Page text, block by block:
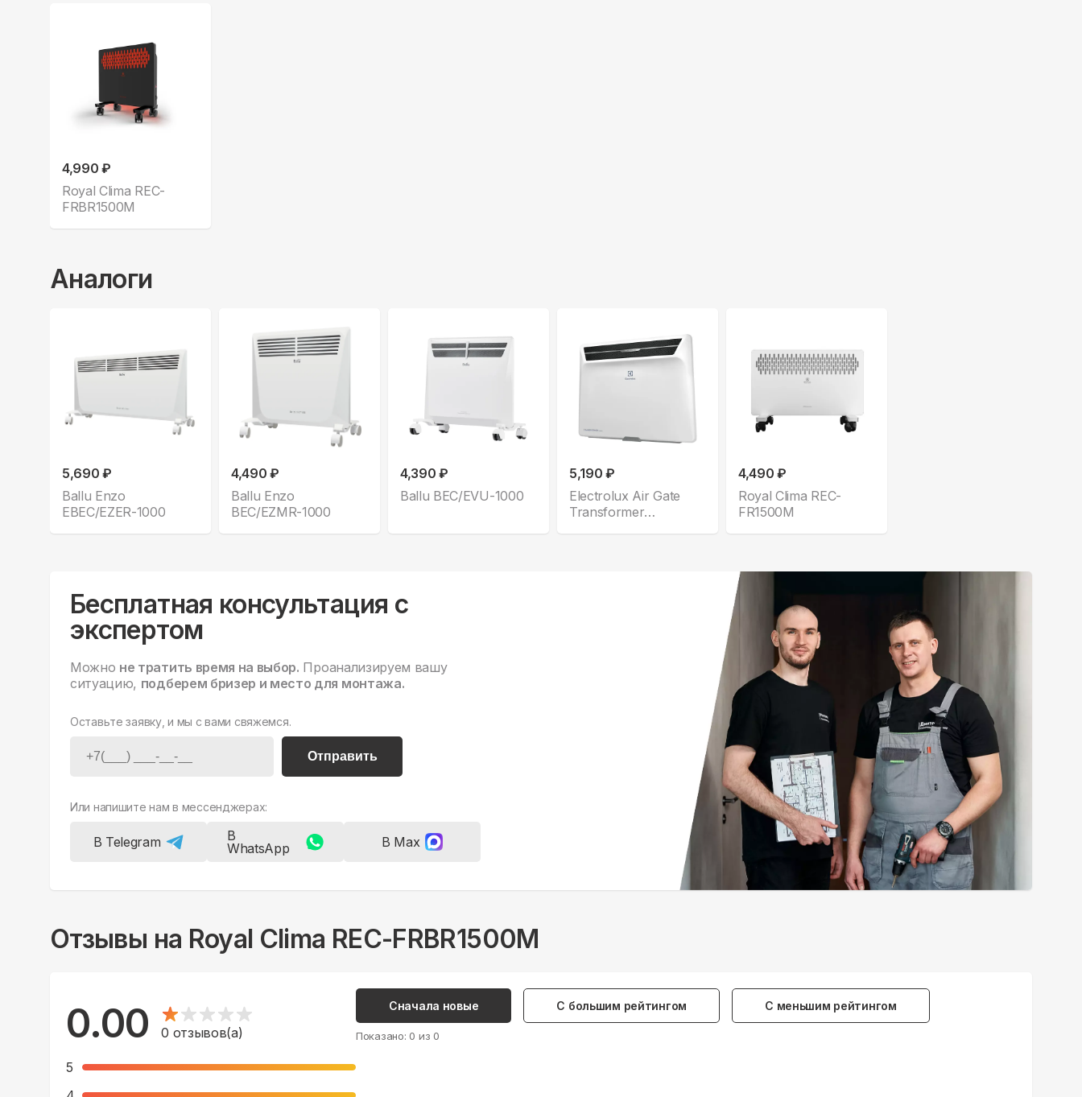
4,990 ₽
Royal Clima REC-
FRBR1500M
Аналоги
5,690 ₽
Ballu Enzo
EBEC/EZER-1000
4,490 ₽
Ballu Enzo
BEC/EZMR-1000
4,390 ₽
Ballu BEC/EVU-1000
5,190 ₽
Electrolux Air Gate
Transformer
4,490 ₽
Royal Clima REC-
FR1500M
Бесплатная консультация с
экспертом
Можно не тратить время на выбор. Проанализируем вашу
ситуацию, подберем бризер и место для монтажа.
Оставьте заявку, и мы с вами свяжемся.
Отправить
Или напишите нам в мессенджерах:
В Telegram
В
WhatsApp
В Max
Отзывы на Royal Clima REC-FRBR1500M
0.00 0 отзывов(а)
5
Сначала новые С большим рейтингом С меньшим рейтингом
Показано: 0 из 0